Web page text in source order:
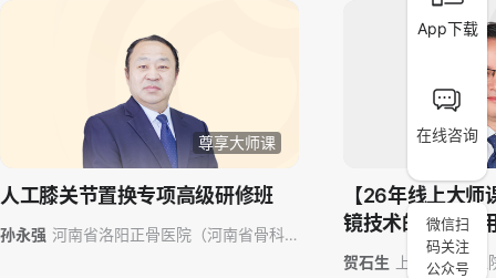
尊享大师课
人工膝关节置换专项高级研修班
孙永强 河南省洛阳正骨医院（河南省骨科
【26年线上大
镜技术的临床应
贺石生
上海市东方医
App下载
在线咨询
微信扫
码关注
公众号